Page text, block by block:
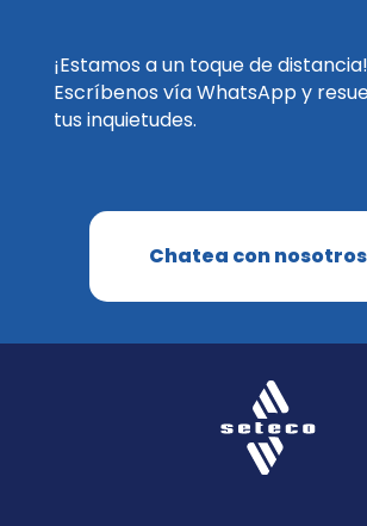
¡Estamos a un toque de distancia!
Escríbenos vía WhatsApp y
tus inquietudes.
Chatea con nosotros